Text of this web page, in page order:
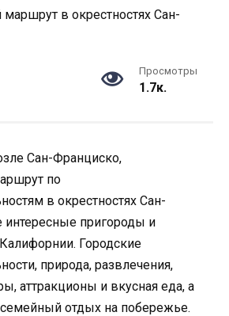
Просмотры
1.7к.
Сан-Франциско,
по
в окрестностях Сан-
пригороды и
Городские
природа, развлечения,
аттракционы и вкусная еда, а
отдых на побережье.